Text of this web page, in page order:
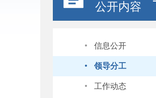
公开内容
· 信息公开
· 领导分工
· 工作动态